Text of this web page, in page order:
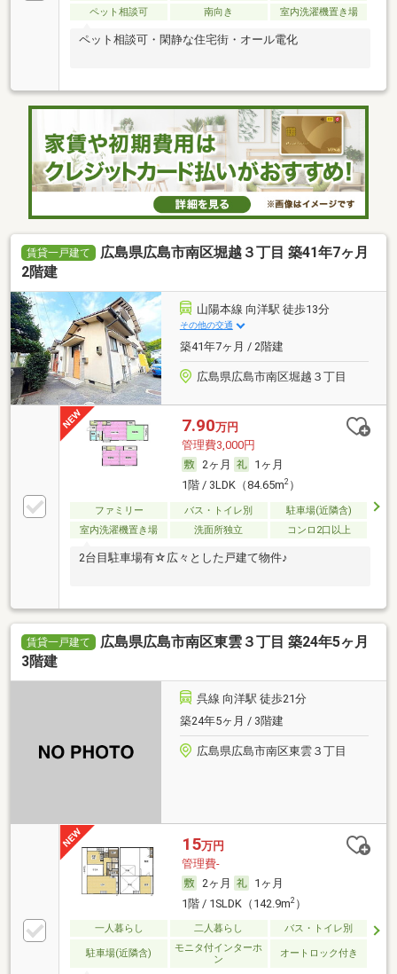
ペット相談可
南向き 室内洗濯機置き場
ペット相談可・閑静な住宅街・オール電化
賃貸一戸建て
広島県広島市南区堀越３丁目 築41年7ヶ月
2階建
山陽本線 向洋駅 徒歩13分
その他の交通
築41年7ヶ月 / 2階建
広島県広島市南区堀越３丁目
7.90万円
管理費3,000円
2ヶ月
1ヶ月
1階 / 3LDK（84.65m2）
ファミリー バス・トイレ別
駐車場(近隣含)
室内洗濯機置き場
洗面所独立 コンロ2口以上
2台目駐車場有☆広々とした戸建て物件♪
賃貸一戸建て
広島県広島市南区東雲３丁目 築24年5ヶ月
3階建
呉線 向洋駅 徒歩21分
築24年5ヶ月 / 3階建
広島県広島市南区東雲３丁目
15万円
管理費-
2ヶ月
1ヶ月
1階 / 1SLDK（142.9m2）
一人暮らし 二人暮らし バス・トイレ別
駐車場(近隣含)
モニタ付インターホ
ン
オートロック付き